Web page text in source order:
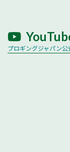
プロギングジャパン公